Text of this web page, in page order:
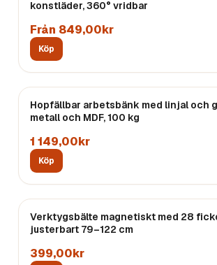
konstläder, 360° vridbar
Från 849,00kr
Köp
Hopfällbar arbetsbänk med linjal och
metall och MDF, 100 kg
1 149,00kr
Köp
Endast3kvar
Verktygsbälte magnetiskt med 28
justerbart 79–122 cm
399,00kr